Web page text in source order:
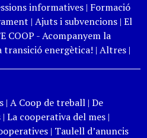
informatives| Formació
| Ajuts i subvencions| El
COOP - Acompanyem la
transició energètica! | Altres|
| A Coop de treball| De
| La cooperativa del mes|
| Taulell d’anuncis